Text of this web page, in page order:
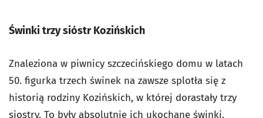
Świnki trzy sióstr Kozińskich
Znaleziona w piwnicy szczecińskiego domu w latach
50. figurka trzech świnek na zawsze splotła się z
historią rodziny Kozińskich, w której dorastały trzy
siostry. To były absolutnie ich ukochane świnki.